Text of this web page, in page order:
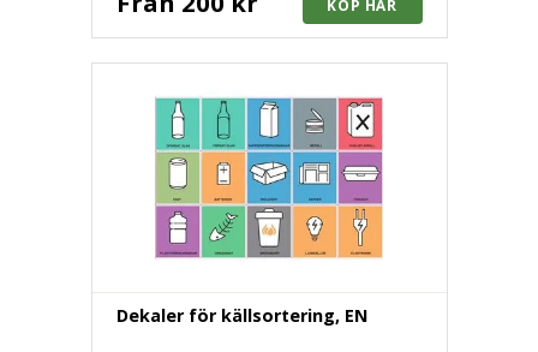
Dekaler för källsortering, EN